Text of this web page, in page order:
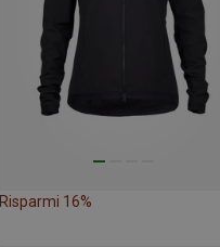
Risparmi 16%